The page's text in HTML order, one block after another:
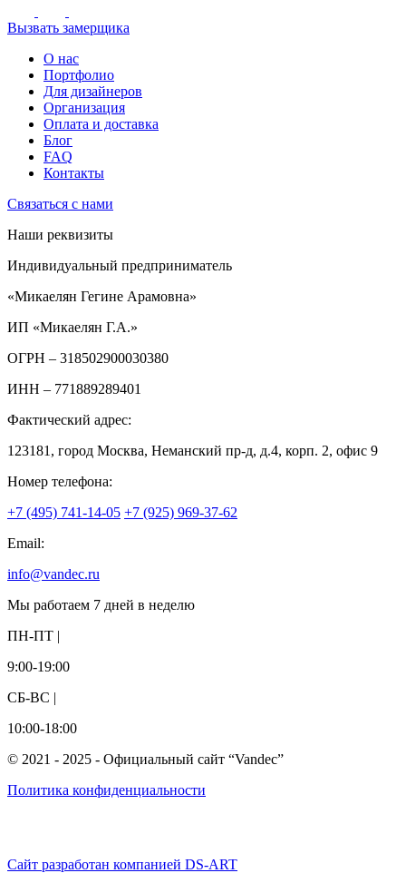
Вызвать замерщика
О нас
Портфолио
Для дизайнеров
Организация
Оплата и доставка
Блог
FAQ
Контакты
Связаться с нами
Наши реквизиты
Индивидуальный предприниматель
«Микаелян Гегине Арамовна»
ИП «Микаелян Г.А.»
ОГРН – 318502900030380
ИНН – 771889289401
Фактический адрес:
123181, город Москва, Неманский пр-д, д.4, корп. 2, офис 9
Номер телефона:
+7 (495) 741-14-05 +7 (925) 969-37-62
Email:
info@vandec.ru
Мы работаем 7 дней в неделю
ПН-ПТ |
9:00-19:00
СБ-ВС |
10:00-18:00
© 2021 - 2025 - Официальный сайт “Vandec”
Политика конфиденциальности
Сайт разработан компанией DS-ART